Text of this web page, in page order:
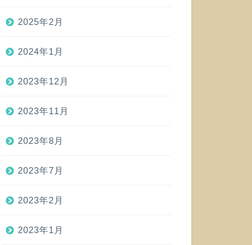
2025年2月
2024年1月
2023年12月
2023年11月
2023年8月
2023年7月
2023年2月
2023年1月